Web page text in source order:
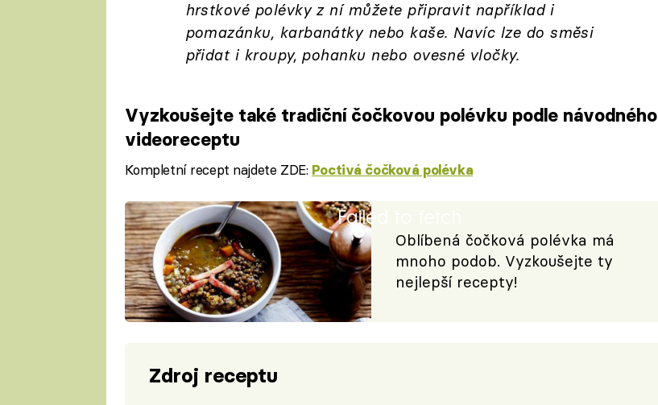
hrstkové polévky z ní můžete připravit například i
pomazánku, karbanátky nebo kaše. Navíc lze do směsi
přidat i kroupy, pohanku nebo ovesné vločky.
Vyzkoušejte také tradiční čočkovou polévku podle návodného
videoreceptu
Kompletní recept najdete ZDE: Poctivá čočková polévka
Failed to fetch
Oblíbená čočková polévka má
mnoho podob. Vyzkoušejte ty
nejlepší recepty!
Zdroj receptu